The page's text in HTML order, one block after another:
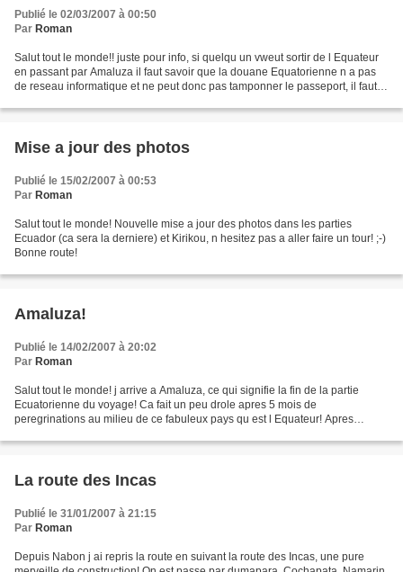
Publié le 02/03/2007 à 00:50
Par Roman
Salut tout le monde!! juste pour info, si quelqu un vweut sortir de l Equateur
en passant par Amaluza il faut savoir que la douane Equatorienne n a pas
de reseau informatique et ne peut donc pas tamponner le passeport, il faut
Mise a jour des photos
Publié le 15/02/2007 à 00:53
Par Roman
Salut tout le monde! Nouvelle mise a jour des photos dans les parties
Ecuador (ca sera la derniere) et Kirikou, n hesitez pas a aller faire un tour! ;-)
Bonne route!
Amaluza!
Publié le 14/02/2007 à 20:02
Par Roman
Salut tout le monde! j arrive a Amaluza, ce qui signifie la fin de la partie
Ecuatorienne du voyage! Ca fait un peu drole apres 5 mois de
peregrinations au milieu de ce fabuleux pays qu est l Equateur! Apres
La route des Incas
Publié le 31/01/2007 à 21:15
Par Roman
Depuis Nabon j ai repris la route en suivant la route des Incas, une pure